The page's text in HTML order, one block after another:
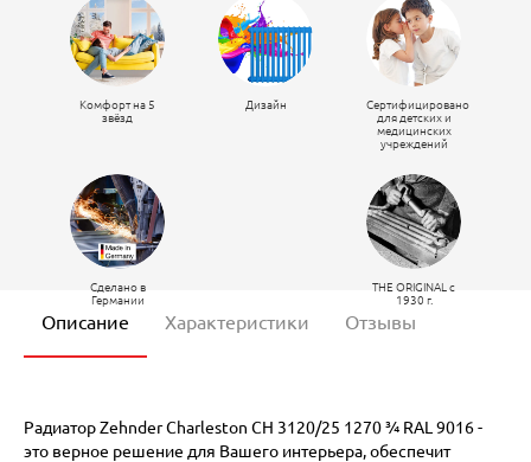
Комфорт на 5
звёзд
Дизайн
Сертифицировано
для детских и
медицинских
учреждений
Сделано в
Германии
THE ORIGINAL c
1930 г.
Описание Характеристики Отзывы
Радиатор Zehnder Charleston CH 3120/25 1270 ¾ RAL 9016 -
это верное решение для Вашего интерьера, обеспечит